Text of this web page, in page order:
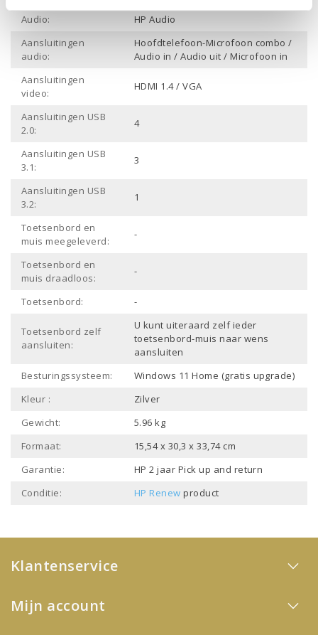
Audio:
HP Audio
Aansluitingen
audio:
Hoofdtelefoon-Microfoon combo /
Audio in / Audio uit / Microfoon in
Aansluitingen
video:
HDMI 1.4 / VGA
Aansluitingen USB
2.0:
4
Aansluitingen USB
3.1:
3
Aansluitingen USB
3.2:
1
Toetsenbord en
muis meegeleverd:
-
Toetsenbord en
muis draadloos:
-
Toetsenbord: -
Toetsenbord zelf
aansluiten:
U kunt uiteraard zelf ieder
toetsenbord-muis naar wens
aansluiten
Besturingssysteem:
Windows 11 Home (gratis upgrade)
Kleur :
Zilver
Gewicht:
5.96 kg
Formaat:
15,54 x 30,3 x 33,74 cm
Garantie:
HP 2 jaar Pick up and return
Conditie:
HP Renew product
Klantenservice
Mijn account